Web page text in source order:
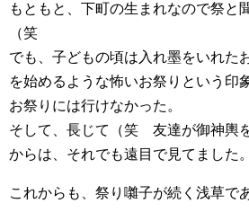
もともと、下町の生まれなので祭と
（笑
でも、子どもの頃は入れ墨をいれた
を始めるような怖いお祭りという印
お祭りには行けなかった。
そして、長じて（笑 友達が御神輿
からは、それでも遠目で見てました。
これからも、祭り囃子が続く浅草で